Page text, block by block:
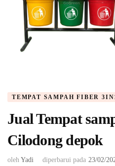
TEMPAT SAMPAH FIBER
Jual Tempat
Cilodong depok
oleh Yadi diperbarui pada 23/02/